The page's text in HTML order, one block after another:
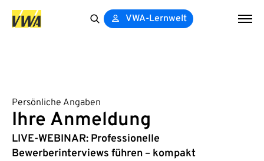
VWA-Lernwelt
Persönliche Angaben
Ihre Anmeldung
LIVE-WEBINAR: Professionelle
Bewerberinterviews führen – kompakt